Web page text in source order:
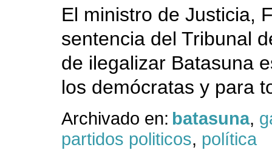
El ministro de Justicia,
sentencia del Tribunal
de ilegalizar Batasuna
los demócratas y para
Archivado en: batasuna,
partidos politicos, política